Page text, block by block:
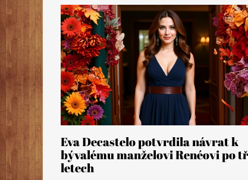
Eva Decastelo potvrdila návrat k
bývalému manželovi Renéovi po
letech